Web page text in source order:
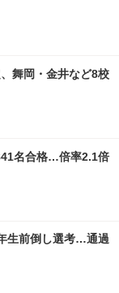
舞岡・金井など8校
名合格…倍率2.1倍
生前倒し選考…通過